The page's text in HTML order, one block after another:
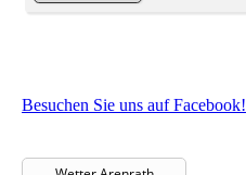
Besuchen Sie uns auf Facebook!